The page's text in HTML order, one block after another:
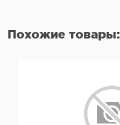
Похожие товары: